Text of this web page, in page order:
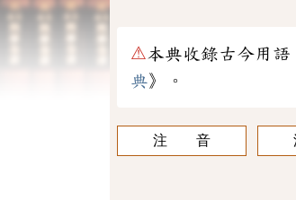
⚠本典收錄古今用語
典》。
注 音